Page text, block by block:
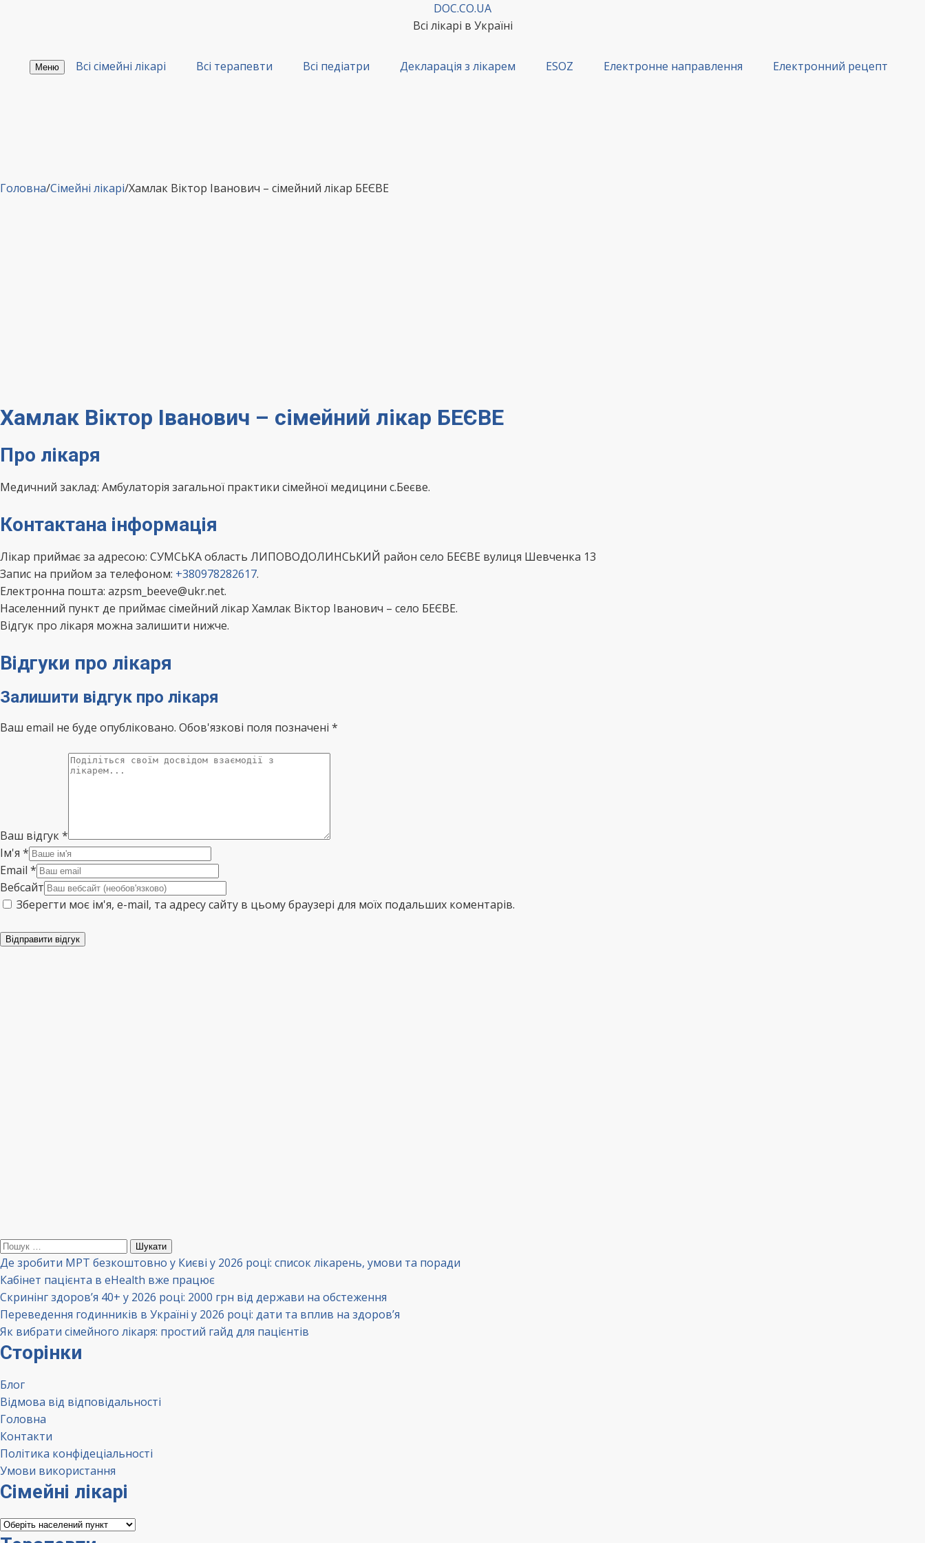
DOC.CO.UA
Всі лікарі в Україні
Меню Всі сімейні лікарі Всі терапевти Всі педіатри Декларація з лікарем ESOZ Електронне направлення Електронний рецепт
Головна/Сімейні лікарі/Хамлак Віктор Іванович – сімейний лікар БЕЄВЕ
Хамлак Віктор Іванович – сімейний лікар БЕЄВЕ
Про лікаря
Медичний заклад: Амбулаторія загальної практики сімейної медицини с.Беєве.
Контактана інформація
Лікар приймає за адресою: СУМСЬКА область ЛИПОВОДОЛИНСЬКИЙ район село БЕЄВЕ вулиця Шевченка 13
Запис на прийом за телефоном: +380978282617.
Електронна пошта: azpsm_beeve@ukr.net.
Населенний пункт де приймає сімейний лікар Хамлак Віктор Іванович – село БЕЄВЕ.
Відгук про лікаря можна залишити нижче.
Відгуки про лікаря
Залишити відгук про лікаря
Ваш email не буде опубліковано. Обов'язкові поля позначені *
Ваш відгук*
Ім'я *
Email *
Вебсайт
Зберегти моє ім'я, e-mail, та адресу сайту в цьому браузері для моїх подальших коментарів.
Відправити відгук
Пошук:
Де зробити МРТ безкоштовно у Києві у 2026 році: список лікарень, умови та поради
Кабінет пацієнта в eHealth вже працює
Скринінг здоров’я 40+ у 2026 році: 2000 грн від держави на обстеження
Переведення годинників в Україні у 2026 році: дати та вплив на здоров’я
Як вибрати сімейного лікаря: простий гайд для пацієнтів
Сторінки
Блог
Відмова від відповідальності
Головна
Контакти
Політика конфідеціальності
Умови використання
Сімейні лікарі
Сімейні